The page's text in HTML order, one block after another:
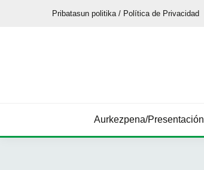
Pribatasun politika / Política de Privacidad
Aurkezpena/Presentación